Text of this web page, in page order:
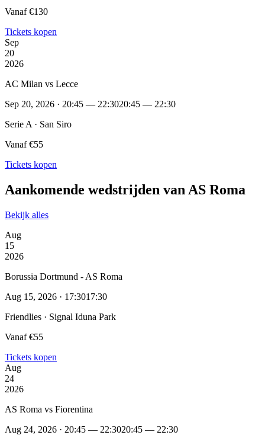
Vanaf €130
Tickets kopen
Sep
20
2026
AC Milan vs Lecce
Sep 20, 2026 · 20:45 — 22:3020:45 — 22:30
Serie A · San Siro
Vanaf €55
Tickets kopen
Aankomende wedstrijden van AS Roma
Bekijk alles
Aug
15
2026
Borussia Dortmund - AS Roma
Aug 15, 2026 · 17:3017:30
Friendlies · Signal Iduna Park
Vanaf €55
Tickets kopen
Aug
24
2026
AS Roma vs Fiorentina
Aug 24, 2026 · 20:45 — 22:3020:45 — 22:30